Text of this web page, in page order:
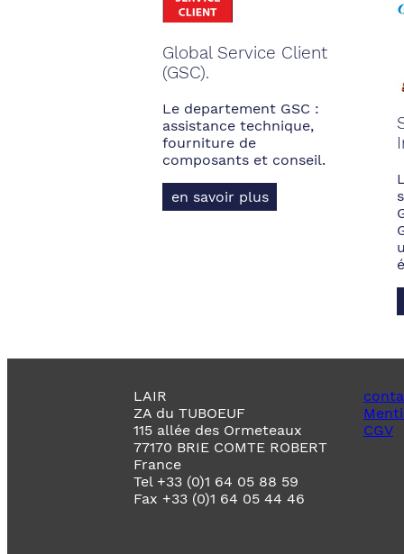
Global Service Client
(GSC).
Le departement GSC :
assistance technique,
fourniture de
composants et conseil.
en savoir plus
LAIR
ZA du TUBOEUF
115 allée des Ormeteaux
77170 BRIE COMTE ROBERT
France
Tel +33 (0)1 64 05 88 59
Fax +33 (0)1 64 05 44 46
CGV